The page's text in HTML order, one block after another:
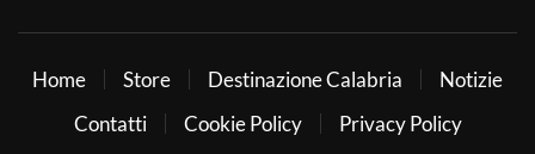
Home Store Destinazione Calabria
Notizie
Contatti
Cookie Policy
Privacy Policy